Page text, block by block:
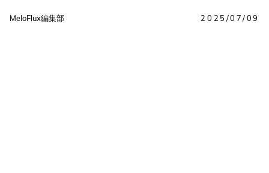
MeloFlux編集部 2025/07/09